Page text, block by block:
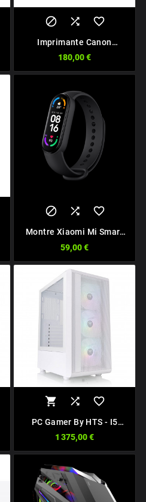
  
Imprimante Canon
180,00 €
  
Montre Xiaomi Mi Smart
59,00 €
  
PC Gamer By HTS - I5
Go - 1 To
1 375,00 €